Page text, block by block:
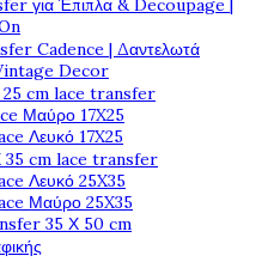
για Έπιπλα & Decoupage |
Cadence | Δαντελωτά
Decor
25 cm lace transfer
Μαύρο 17X25
Λευκό 17X25
35 cm lace transfer
Λευκό 25X35
Μαύρο 25X35
35 Χ 50 cm